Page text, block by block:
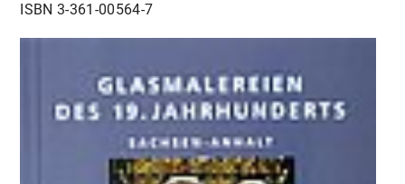
ISBN 3-361-00564-7